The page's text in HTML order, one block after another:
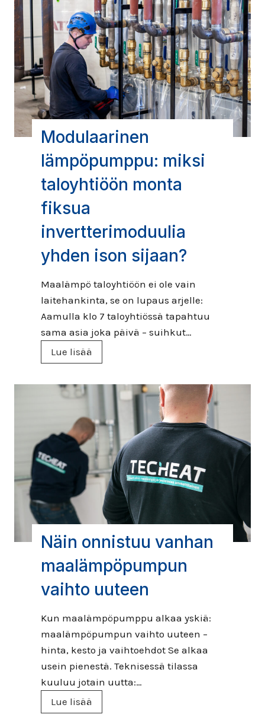
Modulaarinen
lämpöpumppu: miksi
taloyhtiöön monta
fiksua
invertterimoduulia
yhden ison sijaan?
Maalämpö taloyhtiöön ei ole vain
laitehankinta, se on lupaus arjelle:
Aamulla klo 7 taloyhtiössä tapahtuu
sama asia joka päivä – suihkut…
Lue lisää
o
d
a
a
i
n
l
m
p
p
u
m
p
p
Näin onnistuu vanhan
maalämpöpumpun
vaihto uuteen
Kun maalämpöpumppu alkaa yskiä:
maalämpöpumpun vaihto uuteen –
hinta, kesto ja vaihtoehdot Se alkaa
usein pienestä. Teknisessä tilassa
kuuluu jotain uutta:…
Lue lisää
ä